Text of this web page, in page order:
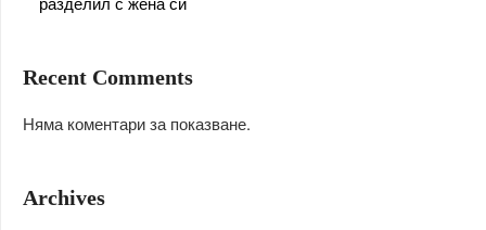
Recent Comments
Няма коментари за показване.
Archives